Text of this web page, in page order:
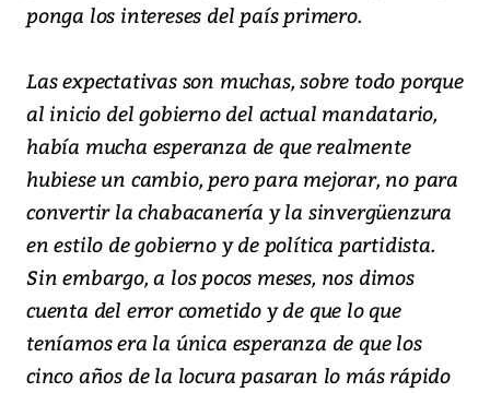
ponga los intereses del país primero.
Las expectativas son muchas, sobre todo porque
al inicio del gobierno del actual mandatario,
había mucha esperanza de que realmente
hubiese un cambio, pero para mejorar, no para
convertir la chabacanería y la sinvergüenzura
en estilo de gobierno y de política partidista.
Sin embargo, a los pocos meses, nos dimos
cuenta del error cometido y de que lo que
teníamos era la única esperanza de que los
cinco años de la locura pasaran lo más rápido